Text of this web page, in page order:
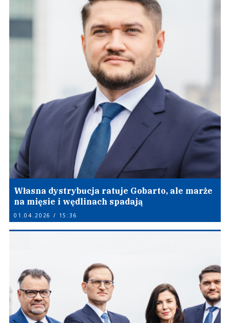
Własna dystrybucja ratuje Gobarto, ale marże
na mięsie i wędlinach spadają
01.04.2026 / 15:36